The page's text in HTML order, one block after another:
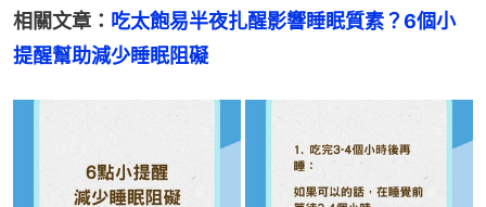
相關文章： 吃太飽易半夜扎醒影響睡眠質素？6個小
提醒幫助減少睡眠阻礙